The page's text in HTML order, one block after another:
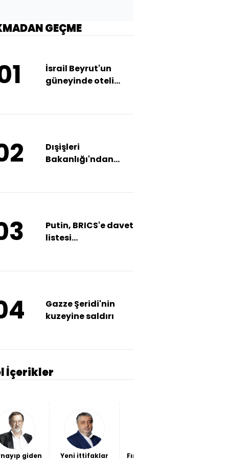
İçerikler
giden
Yeni ittifaklar
Fındığın sorunu
GEÇME
İsrail Beyrut'un
güneyinde oteli
Dışişleri
Bakanlığı'ndan
tepki
Putin, BRICS'e davet
listesi
Gazze Şeridi'nin
kuzeyine saldırı